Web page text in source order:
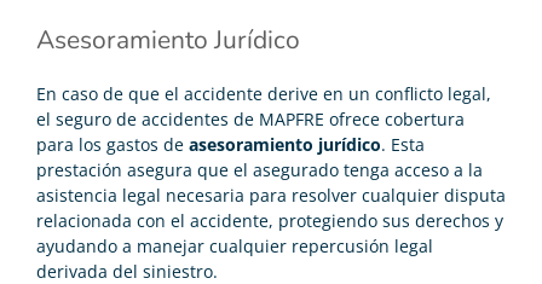
Asesoramiento Jurídico
En caso de que el accidente derive en un conflicto legal,
el seguro de accidentes de MAPFRE ofrece cobertura
para los gastos de asesoramiento jurídico. Esta
prestación asegura que el asegurado tenga acceso a la
asistencia legal necesaria para resolver cualquier disputa
relacionada con el accidente, protegiendo sus derechos y
ayudando a manejar cualquier repercusión legal
derivada del siniestro.